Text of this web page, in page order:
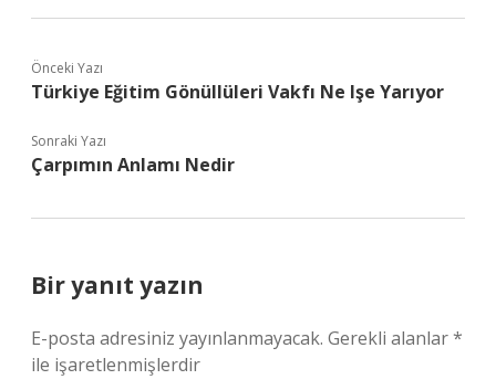
Önceki Yazı
Türkiye Eğitim Gönüllüleri Vakfı Ne Işe Yarıyor
Sonraki Yazı
Çarpımın Anlamı Nedir
Bir yanıt yazın
E-posta adresiniz yayınlanmayacak. Gerekli alanlar*
ile işaretlenmişlerdir